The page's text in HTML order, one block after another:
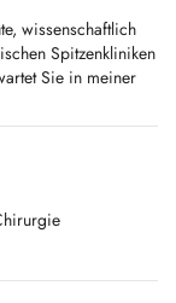
wissenschaftlich
Spitzenkliniken
Sie in meiner
als Spezialist für
und Können an
Balgrist in